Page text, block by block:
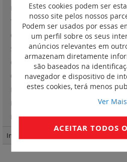
Difusão sonora(0)
Tomadas de áudio e vídeo
Outras tomadas de áudio e vídeo e
Suportes de fixação BatiboxTM(22)
Caixas salientes e kits para postos de
Quadros Sistema MosaicTM(58)
Lâmpadas LED para substituição(1)
Lâmpadas Easy-Led e outras
(7)
Funções para sinalização luminosa(22)
IncaraTM
Estes cookies podem ser
nosso site pelos nossos
Podem ser usados por essas
um perfil sobre os seus
anúncios relevantes em
armazenam diretamente
são baseados na
navegador e dispositivo de
estes cookies, terá menos
Ver Mais
ACEITAR TODOS